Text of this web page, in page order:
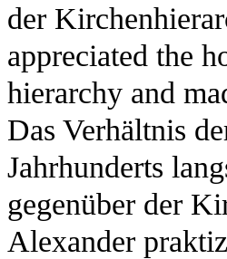
der
appreciated the
hierarchy and
Das Verhältnis
Jahrhunderts
gegenüber der
Alexander